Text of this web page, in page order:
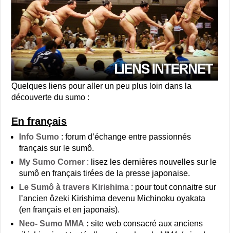
Quelques liens pour aller un peu plus loin dans la
découverte du sumo :
En français
Info Sumo : forum d’échange entre passionnés
français sur le sumô.
My Sumo Corner : lisez les dernières nouvelles sur le
sumô en français tirées de la presse japonaise.
Le Sumô à travers Kirishima : pour tout connaitre sur
l’ancien ôzeki Kirishima devenu Michinoku oyakata
(en français et en japonais).
Neo- Sumo MMA :site web consacré aux anciens